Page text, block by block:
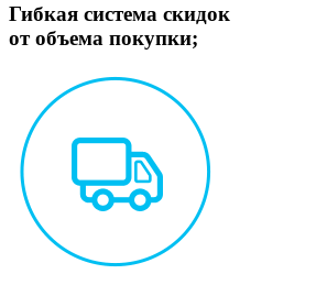
Гибкая система скидок
от объема покупки;